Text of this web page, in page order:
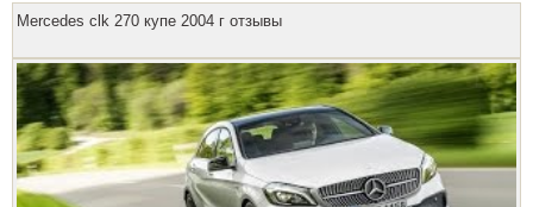
Mercedes clk 270 купе 2004 г отзывы